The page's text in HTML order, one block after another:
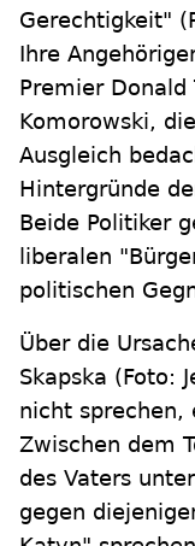
Gerechtigkeit"
Ihre
Premier Donald
Komorowski,
Ausgleich
Hintergründe
Beide Politiker
liberalen
politischen
Über die
Skapska (Foto:
nicht sprechen,
Zwischen dem
des Vaters
gegen